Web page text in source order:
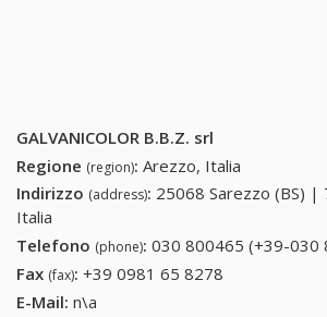
GALVANICOLOR B.B.Z. srl
Regione (region): Arezzo, Italia
Indirizzo (address): 25068 Sarezzo (BS) |
Italia
Telefono (phone): 030 800465 (+39-030
Fax (fax): +39 0981 65 8278
E-Mail: n\a